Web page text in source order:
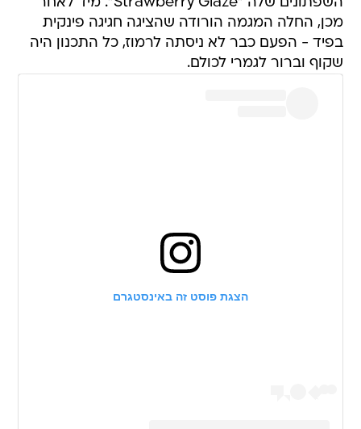
מכן, החלה המגמה הורודה שהציגה חגיגה פינקית
בפיד - הפעם כבר לא ניסתה לרמוז, כל התכנון היה
שקוף וברור לגמרי לכולם.
הצגת פוסט זה באינסטגרם